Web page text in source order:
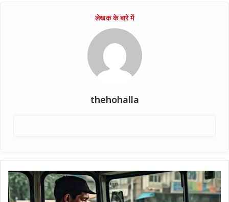
thehohalla
गुजरात:
तेज
थी